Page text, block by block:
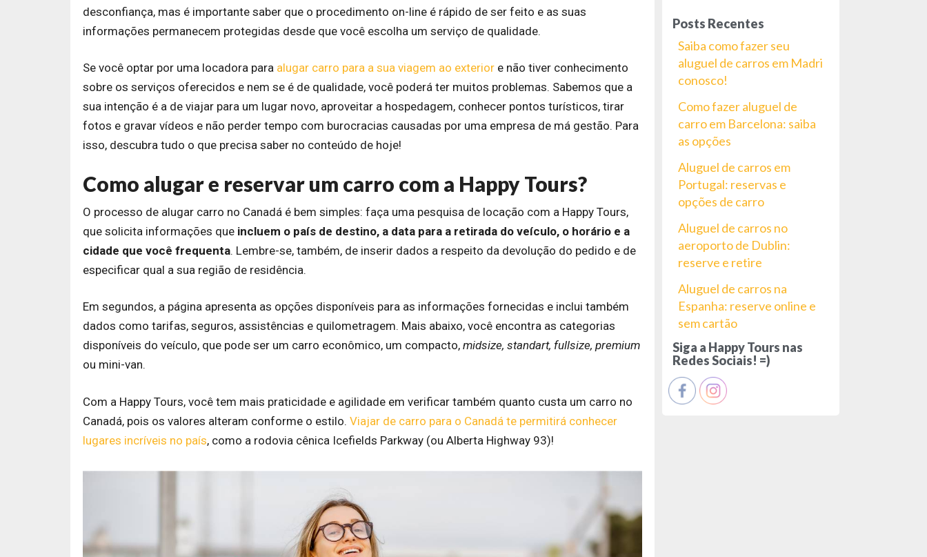
desconfiança, mas é importante saber que o procedimento on-line é rápido de ser feito e as suas
informações permanecem protegidas desde que você escolha um serviço de qualidade.
Se você optar por uma locadora para alugar carro para a sua viagem ao exterior e não tiver conhecimento
sobre os serviços oferecidos e nem se é de qualidade, você poderá ter muitos problemas. Sabemos que a
sua intenção é a de viajar para um lugar novo, aproveitar a hospedagem, conhecer pontos turísticos, tirar
fotos e gravar vídeos e não perder tempo com burocracias causadas por uma empresa de má gestão. Para
isso, descubra tudo o que precisa saber no conteúdo de hoje!
Como alugar e reservar um carro com a Happy Tours?
O processo de alugar carro no Canadá é bem simples: faça uma pesquisa de locação com a Happy Tours,
que solicita informações que incluem o país de destino, a data para a retirada do veículo, o horário e a
cidade que você frequenta. Lembre-se, também, de inserir dados a respeito da devolução do pedido e de
especificar qual a sua região de residência.
Em segundos, a página apresenta as opções disponíveis para as informações fornecidas e inclui também
dados como tarifas, seguros, assistências e quilometragem. Mais abaixo, você encontra as categorias
disponíveis do veículo, que pode ser um carro econômico, um compacto, midsize, standart, fullsize, premium
ou mini-van.
Com a Happy Tours, você tem mais praticidade e agilidade em verificar também quanto custa um carro no
Canadá, pois os valores alteram conforme o estilo. Viajar de carro para o Canadá te permitirá conhecer
lugares incríveis no país, como a rodovia cênica Icefields Parkway (ou Alberta Highway 93)!
Posts Recentes
Saiba como fazer seu
aluguel de carros em Madri
conosco!
Como fazer aluguel de
carro em Barcelona: saiba
as opções
Aluguel de carros em
Portugal: reservas e
opções de carro
Aluguel de carros no
aeroporto de Dublin:
reserve e retire
Aluguel de carros na
Espanha: reserve online e
sem cartão
Siga a Happy Tours nas
Redes Sociais! =)